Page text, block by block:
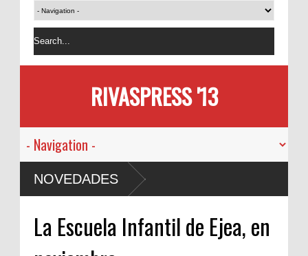
RIVASPRESS '13
NOVEDADES
La Escuela Infantil de Ejea, en